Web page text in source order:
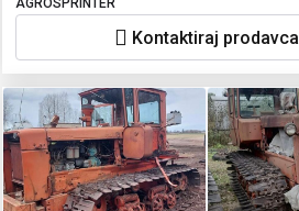
AGROSPRINTER
Kontaktiraj prodavca